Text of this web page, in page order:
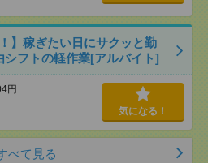
】稼ぎたい日にサクッと勤
シフトの軽作業[アルバイト]
円
気になる！
べて見る